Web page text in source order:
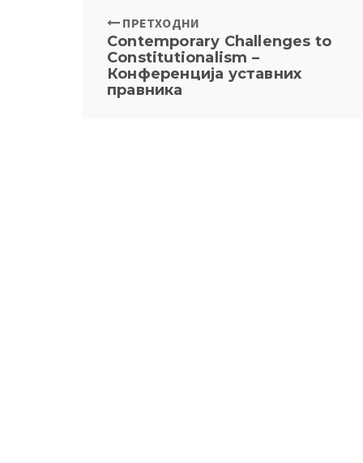
ПРЕТХОДНИ
Contemporary Challenges to
Constitutionalism –
Конференција уставних
правника